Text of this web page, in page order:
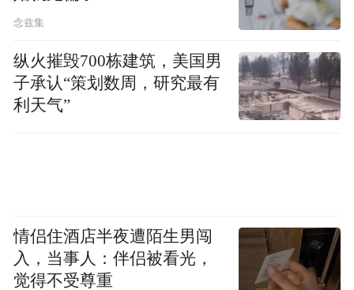
“赛菲尔无焊料黄金”延续着人类“从黄金崇拜
到财富象征”的梦想追求。赛菲尔人在为每一
件珠宝首饰设计时尚造型的同时，赋予了它
们丰富的文化内涵和美好寓意，向佩戴者传
念兹集
纵火摧毁700栋建筑，美国男
子承认“策划数周，研究最有
利天气”
情侣住酒店半夜遭陌生男闯
入，当事人：伴侣被看光，
觉得不受尊重